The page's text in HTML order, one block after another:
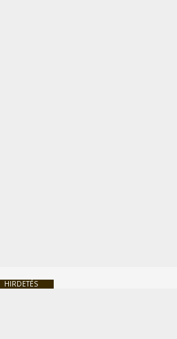
HIRDETÉS